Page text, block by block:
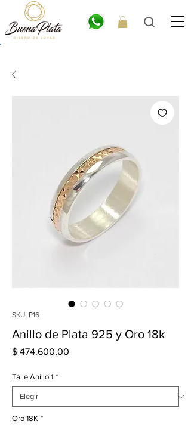
SKU: P16
Anillo de Plata 925 y Oro 18k
$ 474.600,00
Talle Anillo 1 *
Oro 18K *